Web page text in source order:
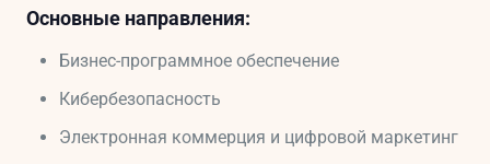
Основные направления:
Бизнес-программное обеспечение
Кибербезопасность
Электронная коммерция и цифровой маркетинг